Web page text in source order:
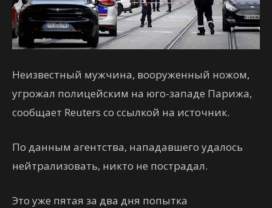
Неизвестный мужчина, вооруженный ножом,
угрожал полицейским на юго-западе Парижа,
сообщает Reuters со ссылкой на источник.
По данным агентства, нападавшего удалось
нейтрализовать, никто не пострадал.
Это уже пятая за два дня попытка